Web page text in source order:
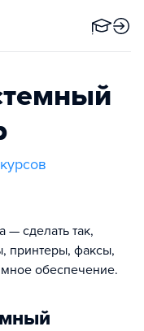
курсов
— сделать так,
принтеры, факсы,
обеспечение.